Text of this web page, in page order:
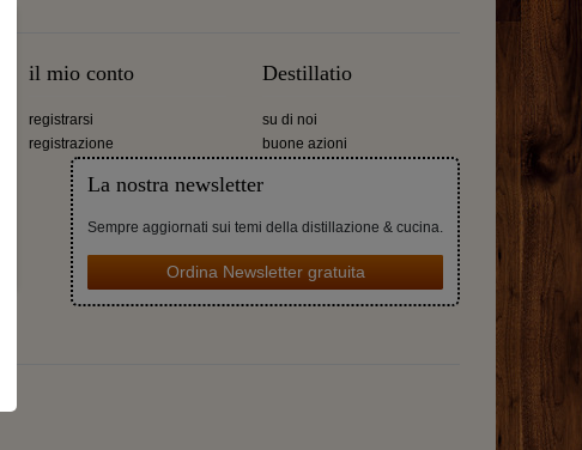
il mio conto
registrarsi
registrazione
Destillatio
su di noi
buone azioni
La nostra newsletter
Sempre aggiornati sui temi della distillazione & cucina.
Ordina Newsletter gratuita